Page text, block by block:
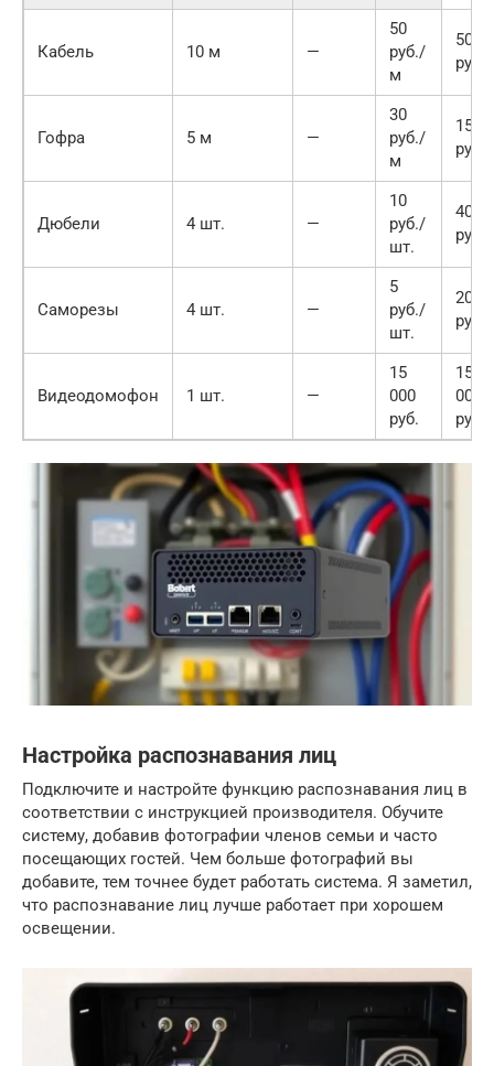
Кабель 10 м —
50
руб./
м
500
руб.
Гофра 5 м —
30
руб./
м
150
руб.
Дюбели 4 шт. —
10
руб./
шт.
40
руб.
Саморезы 4 шт. —
5
руб./
шт.
20
руб.
Видеодомофон 1 шт. —
15
000
руб.
15
000
руб.
Настройка распознавания лиц
Подключите и настройте функцию распознавания лиц в
соответствии с инструкцией производителя. Обучите
систему, добавив фотографии членов семьи и часто
посещающих гостей. Чем больше фотографий вы
добавите, тем точнее будет работать система. Я заметил,
что распознавание лиц лучше работает при хорошем
освещении.